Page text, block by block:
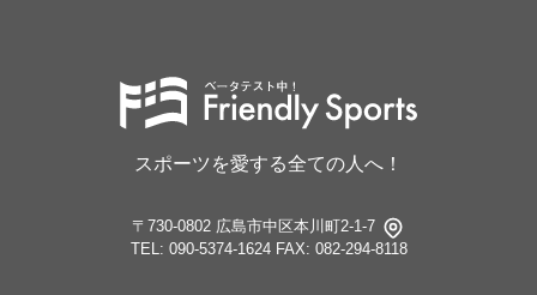
スポーツを愛する全ての人へ！
〒730-0802 広島市中区本川町2-1-7
TEL: 090-5374-1624 FAX: 082-294-8118